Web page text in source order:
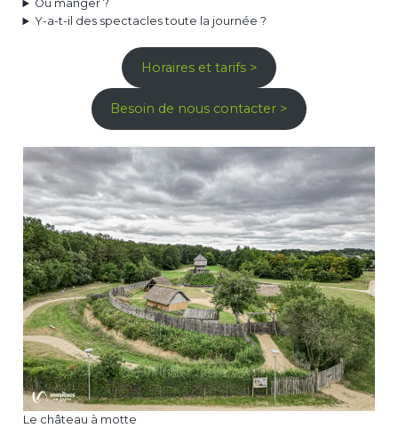
Où manger ?
Y-a-t-il des spectacles toute la journée ?
Horaires et tarifs >
Besoin de nous contacter >
Le château à motte